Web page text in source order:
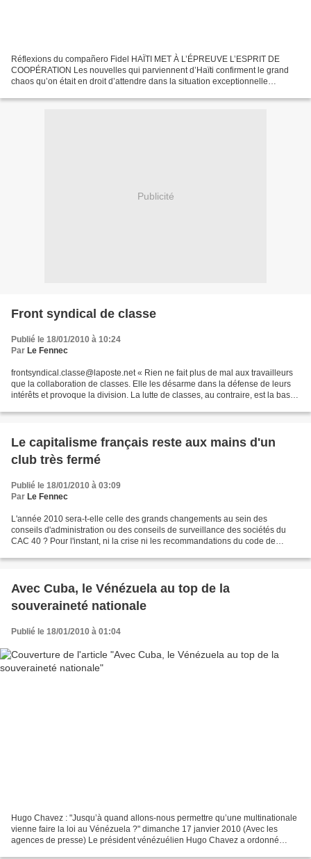
Réflexions du compañero Fidel HAÏTI MET À L’ÉPREUVE L’ESPRIT DE
COOPÉRATION Les nouvelles qui parviennent d’Haïti confirment le grand
chaos qu’on était en droit d’attendre dans la situation exceptionnelle
Publicité
Front syndical de classe
Publié le 18/01/2010 à 10:24
Par Le Fennec
frontsyndical.classe@laposte.net « Rien ne fait plus de mal aux travailleurs
que la collaboration de classes. Elle les désarme dans la défense de leurs
intérêts et provoque la division. La lutte de classes, au contraire, est la base
Le capitalisme français reste aux mains d'un
club très fermé
Publié le 18/01/2010 à 03:09
Par Le Fennec
L'année 2010 sera-t-elle celle des grands changements au sein des
conseils d'administration ou des conseils de surveillance des sociétés du
CAC 40 ? Pour l'instant, ni la crise ni les recommandations du code de
Avec Cuba, le Vénézuela au top de la
souveraineté nationale
Publié le 18/01/2010 à 01:04
Hugo Chavez : "Jusqu’à quand allons-nous permettre qu’une multinationale
vienne faire la loi au Vénézuela ?" dimanche 17 janvier 2010 (Avec les
agences de presse) Le président vénézuélien Hugo Chavez a ordonné